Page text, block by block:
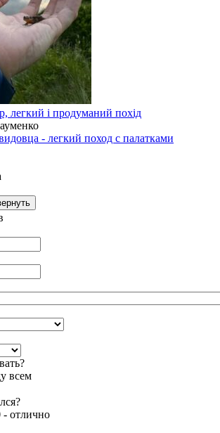
легкий і продуманий похід
- легкий поход с палатками
всем
- отлично